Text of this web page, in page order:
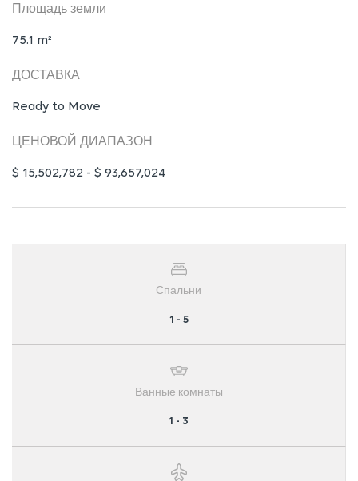
Площадь земли
75.1 m²
ДОСТАВКА
Ready to Move
ЦЕНОВОЙ ДИАПАЗОН
$ 15,502,782 - $ 93,657,024
Спальни
1 - 5
Ванные комнаты
1 - 3